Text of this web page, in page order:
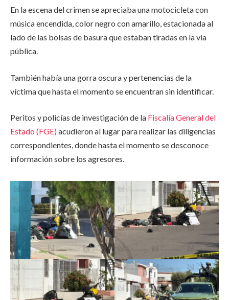
En la escena del crimen se apreciaba una motocicleta con
música encendida, color negro con amarillo, estacionada al
lado de las bolsas de basura que estaban tiradas en la vía
pública.
También había una gorra oscura y pertenencias de la
víctima que hasta el momento se encuentran sin identificar.
Peritos y policías de investigación de la Fiscalía General del
Estado (FGE) acudieron al lugar para realizar las diligencias
correspondientes, donde hasta el momento se desconoce
información sobre los agresores.